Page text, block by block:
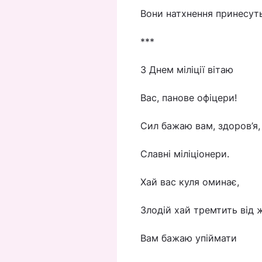
Вони натхнення
***
З Днем міліції вітаю
Вас, панове офіцери!
Сил бажаю вам, здоров’я,
Славні міліціонери.
Хай вас куля оминає,
Злодій хай тремтить від
Вам бажаю упіймати